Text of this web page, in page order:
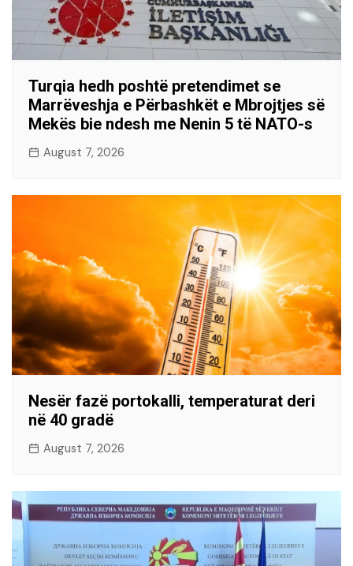
Turqia hedh poshtë pretendimet se
Marrëveshja e Përbashkët e Mbrojtjes së
Mekës bie ndesh me Nenin 5 të NATO-s
August 7, 2026
Nesër fazë portokalli, temperaturat deri
në 40 gradë
August 7, 2026